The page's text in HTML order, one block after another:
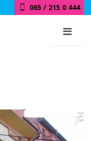
065 / 215 0 444